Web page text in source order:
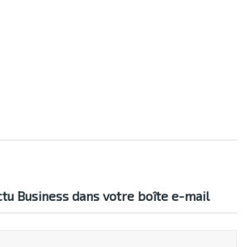
Business dans votre boîte e-mail